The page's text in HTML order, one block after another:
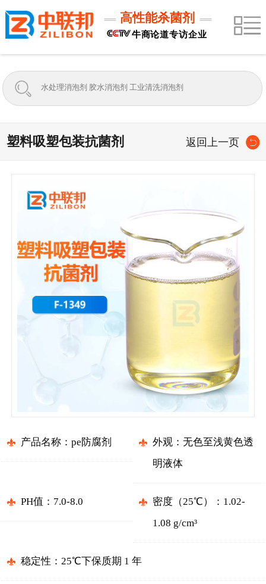
高性能杀菌剂
牛商论道专访企业
塑料吸塑包装抗菌剂 返回上一页
产品名称：pe防腐剂
外观：无色至浅黄色透
明液体
PH值：7.0-8.0
密度（25℃）：1.02-
1.08 g/cm³
稳定性：25℃下保质期 1 年